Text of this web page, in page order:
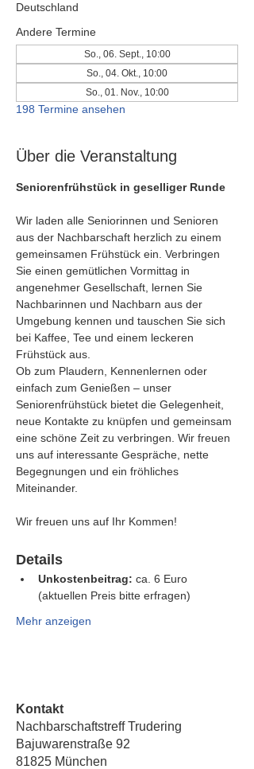
Deutschland
Andere Termine
So., 06. Sept., 10:00
So., 04. Okt., 10:00
So., 01. Nov., 10:00
198 Termine ansehen
Über die Veranstaltung
Seniorenfrühstück in geselliger Runde
Wir laden alle Seniorinnen und Senioren
aus der Nachbarschaft herzlich zu einem
gemeinsamen Frühstück ein. Verbringen
Sie einen gemütlichen Vormittag in
angenehmer Gesellschaft, lernen Sie
Nachbarinnen und Nachbarn aus der
Umgebung kennen und tauschen Sie sich
bei Kaffee, Tee und einem leckeren
Frühstück aus.
Ob zum Plaudern, Kennenlernen oder
einfach zum Genießen – unser
Seniorenfrühstück bietet die Gelegenheit,
neue Kontakte zu knüpfen und gemeinsam
eine schöne Zeit zu verbringen. Wir freuen
uns auf interessante Gespräche, nette
Begegnungen und ein fröhliches
Miteinander.
Wir freuen uns auf Ihr Kommen!
Details
Unkostenbeitrag: ca. 6 Euro
(aktuellen Preis bitte erfragen)
Mehr anzeigen
Kontakt
Nachbarschaftstreff Trudering
Bajuwarenstraße 92
81825 München